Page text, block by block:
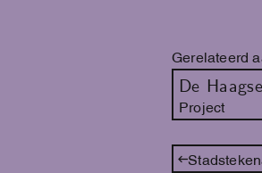
Gerelateerd
De
Project